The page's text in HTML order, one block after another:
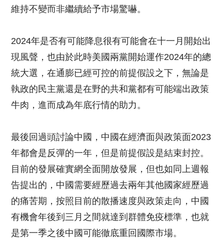
維持不變而非繼續給予市場驚嚇。
2024年是否有可能降息很有可能會在十一月開始出
現風聲，也由於此時美國兩黨開始運作2024年的總
統大選，在通膨已經可控的前提假設之下，無論是
執政的民主黨還是在野的共和黨都有可能端出政策
牛肉，進而成為年底行情的助力。
最後回過頭討論中國，中國在經濟面與政策面2023
年都會是反彈的一年，但是前提假設是結束封控。
目前的發展確實網全面開放發展，但也如同上週報
告提出的，中國需要經歷過去兩年其他國家經歷過
的痛苦期，按照目前的散播速度與政策走向，中國
有機會年後到三月之間就達到群體免疫標準，也就
是第一季之後中國可能徹底重回國際市場。